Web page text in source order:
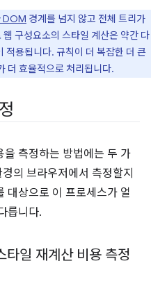
DOM 경계를 넘지 않고 전체 트리가
구성요소의 스타일 계산은 약간 다
적용됩니다. 규칙이 더 복잡한 더 큰
더 효율적으로 처리됩니다.
측정하는 방법에는 두 가
의 브라우저에서 측정할지
대상으로 이 프로세스가 얼
릅니다.
타일 재계산 비용 측정